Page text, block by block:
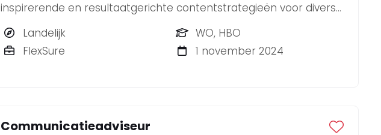
inspirerende en resultaatgerichte contentstrategieën voor diverse
klanten.Landelijk
WO, HBO
FlexSure
1 november 2024
Communicatieadviseur